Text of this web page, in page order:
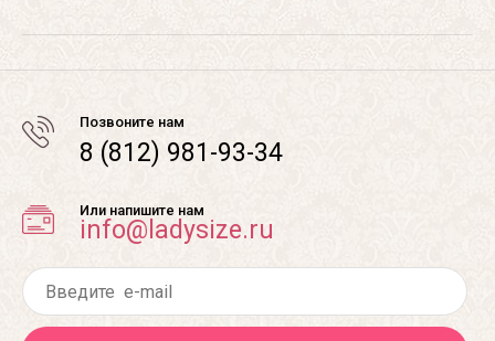
Позвоните нам
8 (812) 981-93-34
Или напишите нам
info@ladysize.ru